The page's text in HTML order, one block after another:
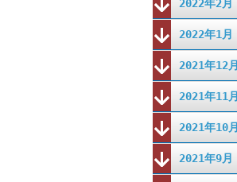
2022年2月
2022年1月
2021年12月
2021年11月
2021年10月
2021年9月